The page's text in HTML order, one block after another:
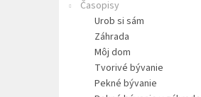
Časopisy
Urob si sám
Záhrada
Môj dom
Tvorivé bývanie
Pekné bývanie